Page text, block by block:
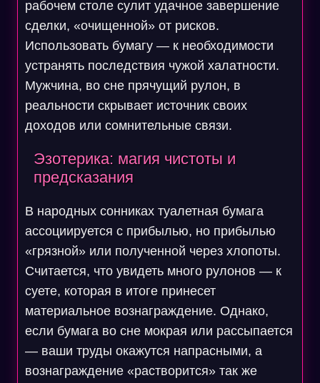
рабочем столе сулит удачное завершение
сделки, «очищенной» от рисков.
Использовать бумагу — к необходимости
устранять последствия чужой халатности.
Мужчина, во сне прячущий рулон, в
реальности скрывает источник своих
доходов или сомнительные связи.
Эзотерика: магия чистоты и
предсказания
В народных сонниках туалетная бумага
ассоциируется с прибылью, но прибылью
«грязной» или полученной через хлопоты.
Считается, что увидеть много рулонов — к
суете, которая в итоге принесет
материальное вознаграждение. Однако,
если бумага во сне мокрая или рассыпается
— ваши труды окажутся напрасными, а
вознаграждение «растворится» так же